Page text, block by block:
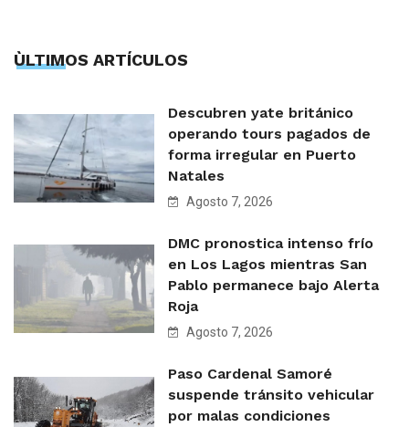
ÙLTIMOS ARTÍCULOS
Descubren yate británico
operando tours pagados de
forma irregular en Puerto
Natales
Agosto 7, 2026
DMC pronostica intenso frío
en Los Lagos mientras San
Pablo permanece bajo Alerta
Roja
Agosto 7, 2026
Paso Cardenal Samoré
suspende tránsito vehicular
por malas condiciones